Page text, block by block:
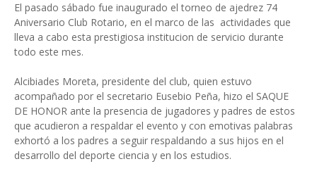
El pasado sábado fue inaugurado el torneo de ajedrez 74
Aniversario Club Rotario, en el marco de las actividades que
lleva a cabo esta prestigiosa institucion de servicio durante
todo este mes.
Alcibiades Moreta, presidente del club, quien estuvo
acompañado por el secretario Eusebio Peña, hizo el SAQUE
DE HONOR ante la presencia de jugadores y padres de estos
que acudieron a respaldar el evento y con emotivas palabras
exhortó a los padres a seguir respaldando a sus hijos en el
desarrollo del deporte ciencia y en los estudios.